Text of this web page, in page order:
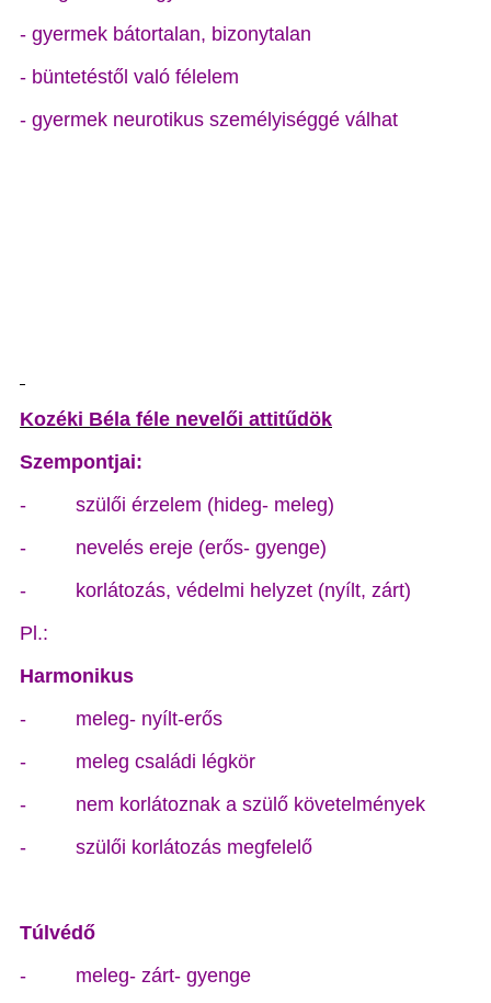
- gyermek bátortalan, bizonytalan
- büntetéstől való félelem
- gyermek neurotikus személyiséggé válhat
Kozéki Béla féle nevelői attitűdök
Szempontjai:
- szülői érzelem (hideg- meleg)
- nevelés ereje (erős- gyenge)
- korlátozás, védelmi helyzet (nyílt, zárt)
Pl.:
Harmonikus
- meleg- nyílt-erős
- meleg családi légkör
- nem korlátoznak a szülő követelmények
- szülői korlátozás megfelelő
Túlvédő
- meleg- zárt- gyenge